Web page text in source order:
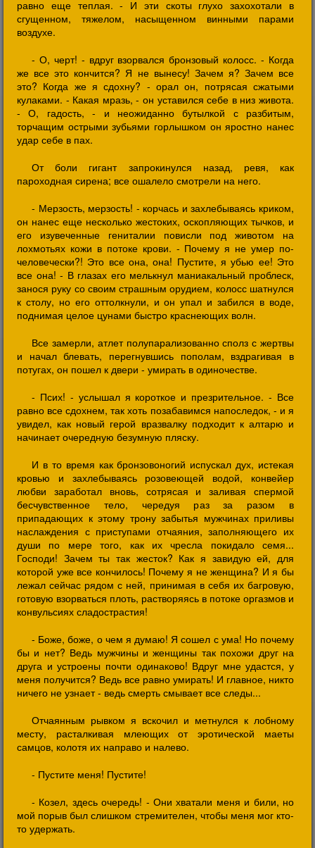
равно еще теплая. - И эти скоты глухо захохотали в
сгущенном, тяжелом, насыщенном винными парами
воздухе.
- О, черт! - вдруг взорвался бронзовый колосс. - Когда
же все это кончится? Я не вынесу! Зачем я? Зачем все
это? Когда же я сдохну? - орал он, потрясая сжатыми
кулаками. - Какая мразь, - он уставился себе в низ живота.
- О, гадость, - и неожиданно бутылкой с разбитым,
торчащим острыми зубьями горлышком он яростно нанес
удар себе в пах.
От боли гигант запрокинулся назад, ревя, как
пароходная сирена; все ошалело смотрели на него.
- Мерзость, мерзость! - корчась и захлебываясь криком,
он нанес еще несколько жестоких, оскопляющих тычков, и
его изувеченные гениталии повисли под животом на
лохмотьях кожи в потоке крови. - Почему я не умер по-
человечески?! Это все она, она! Пустите, я убью ее! Это
все она! - В глазах его мелькнул маниакальный проблеск,
занося руку со своим страшным орудием, колосс шатнулся
к столу, но его оттолкнули, и он упал и забился в воде,
поднимая целое цунами быстро краснеющих волн.
Все замерли, атлет полупарализованно сполз с жертвы
и начал блевать, перегнувшись пополам, вздрагивая в
потугах, он пошел к двери - умирать в одиночестве.
- Псих! - услышал я короткое и презрительное. - Все
равно все сдохнем, так хоть позабавимся напоследок, - и я
увидел, как новый герой вразвалку подходит к алтарю и
начинает очередную безумную пляску.
И в то время как бронзовоногий испускал дух, истекая
кровью и захлебываясь розовеющей водой, конвейер
любви заработал вновь, сотрясая и заливая спермой
бесчувственное тело, чередуя раз за разом в
припадающих к этому трону забытья мужчинах приливы
наслаждения с приступами отчаяния, заполняющего их
души по мере того, как их чресла покидало семя...
Господи! Зачем ты так жесток? Как я завидую ей, для
которой уже все кончилось! Почему я не женщина? И я бы
лежал сейчас рядом с ней, принимая в себя их багровую,
готовую взорваться плоть, растворяясь в потоке оргазмов и
конвульсиях сладострастия!
- Боже, боже, о чем я думаю! Я сошел с ума! Но почему
бы и нет? Ведь мужчины и женщины так похожи друг на
друга и устроены почти одинаково! Вдруг мне удастся, у
меня получится? Ведь все равно умирать! И главное, никто
ничего не узнает - ведь смерть смывает все следы...
Отчаянным рывком я вскочил и метнулся к лобному
месту, расталкивая млеющих от эротической маеты
самцов, колотя их направо и налево.
- Пустите меня! Пустите!
- Козел, здесь очередь! - Они хватали меня и били, но
мой порыв был слишком стремителен, чтобы меня мог кто-
то удержать.